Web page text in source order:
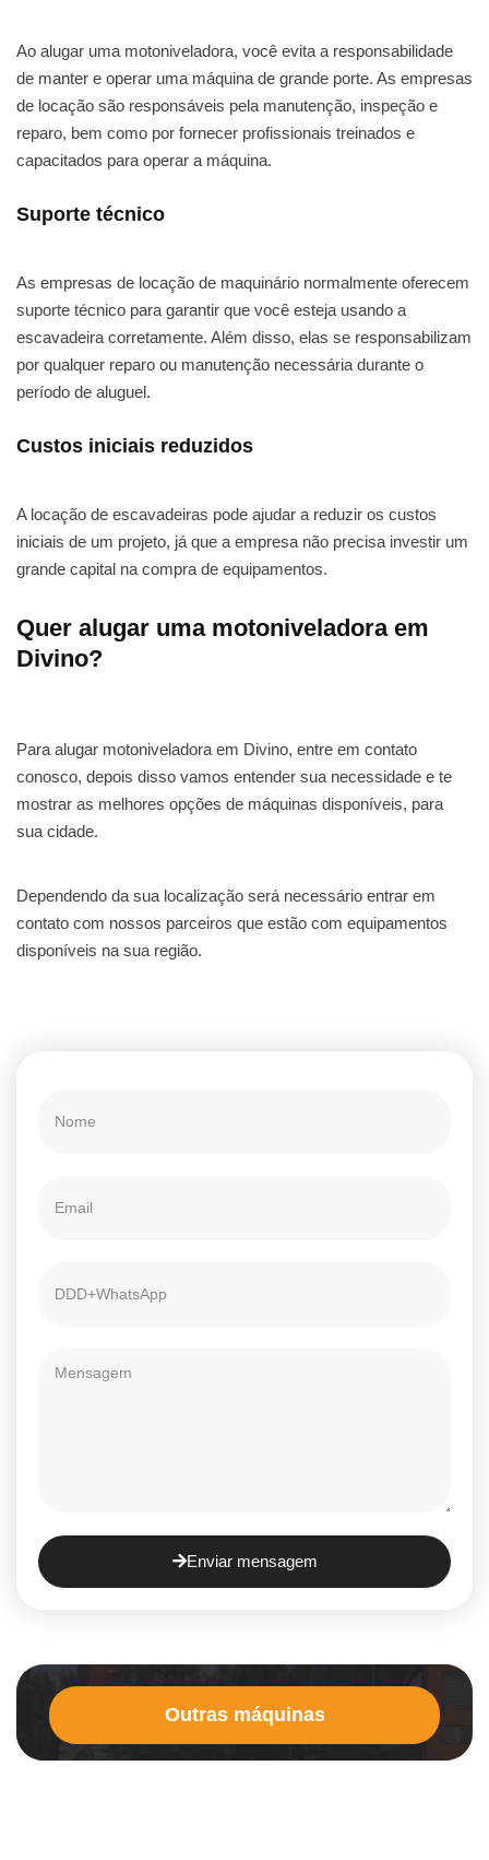
Ao alugar uma motoniveladora, você evita a responsabilidade
de manter e operar uma máquina de grande porte. As empresas
de locação são responsáveis pela manutenção, inspeção e
reparo, bem como por fornecer profissionais treinados e
capacitados para operar a máquina.
Suporte técnico
As empresas de locação de maquinário normalmente oferecem
suporte técnico para garantir que você esteja usando a
escavadeira corretamente. Além disso, elas se responsabilizam
por qualquer reparo ou manutenção necessária durante o
período de aluguel.
Custos iniciais reduzidos
A locação de escavadeiras pode ajudar a reduzir os custos
iniciais de um projeto, já que a empresa não precisa investir um
grande capital na compra de equipamentos.
Quer alugar uma motoniveladora em
Divino?
Para alugar motoniveladora em Divino, entre em contato
conosco, depois disso vamos entender sua necessidade e te
mostrar as melhores opções de máquinas disponíveis, para
sua cidade.
Dependendo da sua localização será necessário entrar em
contato com nossos parceiros que estão com equipamentos
disponíveis na sua região.
Enviar mensagem
Outras máquinas